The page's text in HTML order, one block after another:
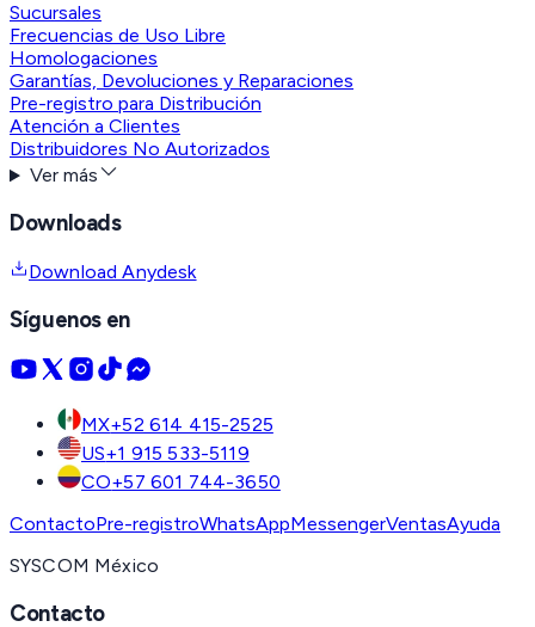
Sucursales
Frecuencias de Uso Libre
Homologaciones
Garantías, Devoluciones y Reparaciones
Pre-registro para Distribución
Atención a Clientes
Distribuidores No Autorizados
Ver más
Downloads
Download Anydesk
Síguenos en
MX+52 614 415-2525
US+1 915 533-5119
CO+57 601 744-3650
ContactoPre-registroWhatsAppMessengerVentasAyuda
SYSCOM México
Contacto